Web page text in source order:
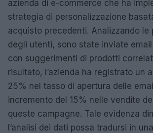
azienda di e-commerce che ha
strategia di personalizzazione
acquisto precedenti. Analizzando le
degli utenti, sono state inviate
con suggerimenti di prodotti
risultato, l’azienda ha registrato un
25% nel tasso di apertura delle
incremento del 15% nelle vendite
queste campagne. Tale evidenza
l’analisi dei dati possa tradursi in